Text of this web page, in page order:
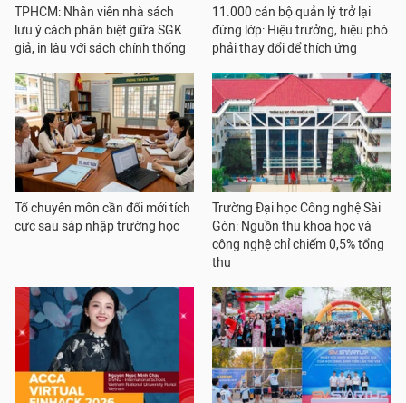
TPHCM: Nhân viên nhà sách
lưu ý cách phân biệt giữa SGK
giả, in lậu với sách chính thống
11.000 cán bộ quản lý trở lại
đứng lớp: Hiệu trưởng, hiệu phó
phải thay đổi để thích ứng
Tổ chuyên môn cần đổi mới tích
cực sau sáp nhập trường học
Trường Đại học Công nghệ Sài
Gòn: Nguồn thu khoa học và
công nghệ chỉ chiếm 0,5% tổng
thu